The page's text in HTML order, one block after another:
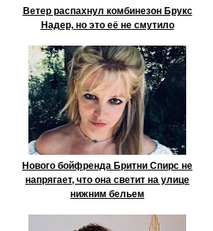
Ветер распахнул комбинезон Брукс
Надер, но это её не смутило
Нового бойфренда Бритни Спирс не
напрягает, что она светит на улице
нижним бельем